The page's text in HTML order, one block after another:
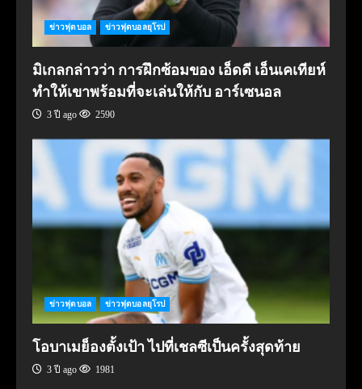
ข่าวฟุตบอล ข่าวฟุตบอลยุโรป
มิเกลกล่าวว่า การฝึกซ้อมของ เอ็ดดี เอ็นเคเทียห์
ทำให้เขาพร้อมที่จะเล่นให้กับ อาร์เซนอล
3 ปี ago 2590
ข่าวฟุตบอล ข่าวฟุตบอลยุโรป
โอบาเมย็องตั้งเป้า ไปที่เชลซีเป็นครั้งสุดท้าย
3 ปี ago 1981